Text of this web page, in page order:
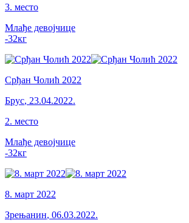
3. место
Млађе девојчице
-32кг
Срђан Чолић 2022
Брус, 23.04.2022.
2. место
Млађе девојчице
-32кг
8. март 2022
Зрењанин, 06.03.2022.